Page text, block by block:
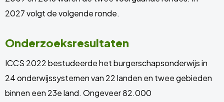
2027 volgt de volgende ronde.
Onderzoeksresultaten
ICCS 2022 bestudeerde het burgerschapsonderwijs in
24 onderwijssystemen van 22 landen en twee gebieden
binnen een 23e land. Ongeveer 82.000